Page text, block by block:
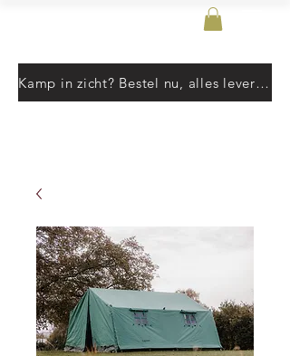
Kamp in zicht? Bestel nu, alles leverbaar vanaf 10 juni. Pre-orders volgen de aangegeven levertermijn.